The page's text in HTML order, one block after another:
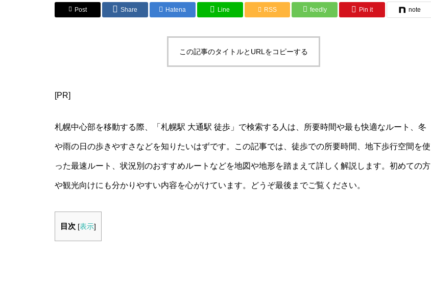
Post Share Hatena Line RSS feedly Pin it note
この記事のタイトルとURLをコピーする
[PR]
札幌中心部を移動する際、「札幌駅 大通駅 徒歩」で検索する人は、所要時間や最も快適なルート、冬
や雨の日の歩きやすさなどを知りたいはずです。この記事では、徒歩での所要時間、地下歩行空間を使
った最速ルート、状況別のおすすめルートなどを地図や地形を踏まえて詳しく解説します。初めての方
や観光向けにも分かりやすい内容を心がけています。どうぞ最後までご覧ください。
目次 [表示]